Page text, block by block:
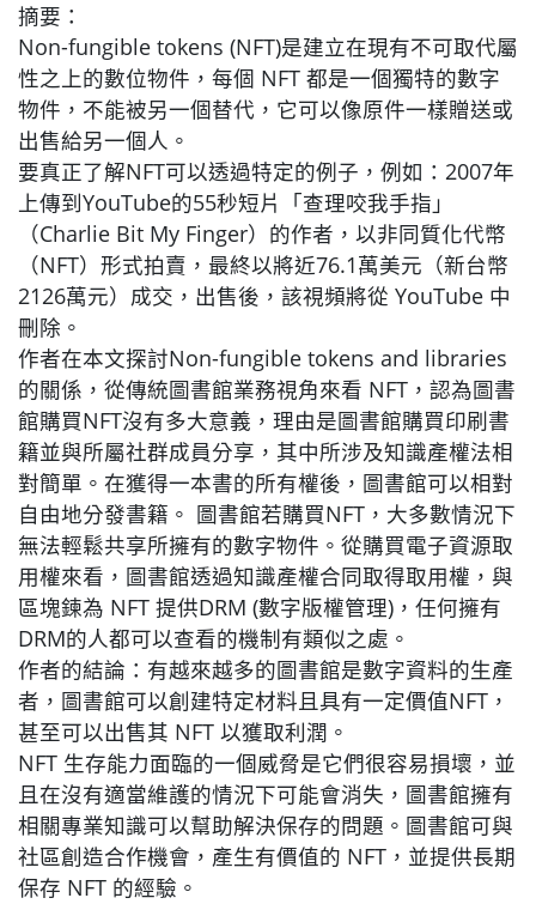
摘要：
Non-fungible tokens (NFT)是建立在現有不可取代屬
性之上的數位物件，每個 NFT 都是一個獨特的數字
物件，不能被另一個替代，它可以像原件一樣贈送或
出售給另一個人。
要真正了解NFT可以透過特定的例子，例如：2007年
上傳到YouTube的55秒短片「查理咬我手指」
（Charlie Bit My Finger）的作者，以非同質化代幣
（NFT）形式拍賣，最終以將近76.1萬美元（新台幣
2126萬元）成交，出售後，該視頻將從 YouTube 中
刪除。
作者在本文探討Non-fungible tokens and libraries
的關係，從傳統圖書館業務視角來看 NFT，認為圖書
館購買NFT沒有多大意義，理由是圖書館購買印刷書
籍並與所屬社群成員分享，其中所涉及知識產權法相
對簡單。在獲得一本書的所有權後，圖書館可以相對
自由地分發書籍。 圖書館若購買NFT，大多數情況下
無法輕鬆共享所擁有的數字物件。從購買電子資源取
用權來看，圖書館透過知識產權合同取得取用權，與
區塊鍊為 NFT 提供DRM (數字版權管理)，任何擁有
DRM的人都可以查看的機制有類似之處。
作者的結論：有越來越多的圖書館是數字資料的生產
者，圖書館可以創建特定材料且具有一定價值NFT，
甚至可以出售其 NFT 以獲取利潤。
NFT 生存能力面臨的一個威脅是它們很容易損壞，並
且在沒有適當維護的情況下可能會消失，圖書館擁有
相關專業知識可以幫助解決保存的問題。圖書館可與
社區創造合作機會，產生有價值的 NFT，並提供長期
保存 NFT 的經驗。